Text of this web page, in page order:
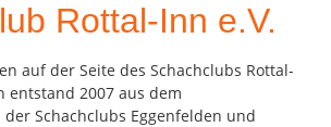
Rottal-Inn e.V.
auf der Seite des Schachclubs Rottal-
entstand 2007 aus dem
Schachclubs Eggenfelden und